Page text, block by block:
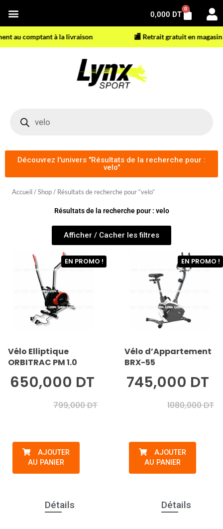
contenu
0,000 DT
0
Panier
au comptant à la livraison 🏬 Retrait gratuit en magasin
produits
Découvrez l'univers "Résultats de la recherche pour :
velo"
Accueil / Shop/ Résultats de recherche pour “velo”
Résultats de la recherche pour : velo
Afficher / Cacher les filtres
EN PROMO !
Vélo Elliptique
ORBITRAC PM 1.0
650,000 DT
799,000 DT
AJOUTER
AU PANIER
Détails
EN PROMO !
Vélo d’Appartement
BRX-55
745,000 DT
1080,000 DT
AJOUTER
AU PANIER
Détails